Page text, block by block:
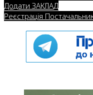
Додати ЗАКЛАД
Реєстрація